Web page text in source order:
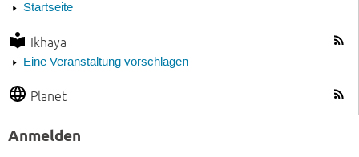
Startseite
Ikhaya
Eine Veranstaltung vorschlagen
Planet
Anmelden